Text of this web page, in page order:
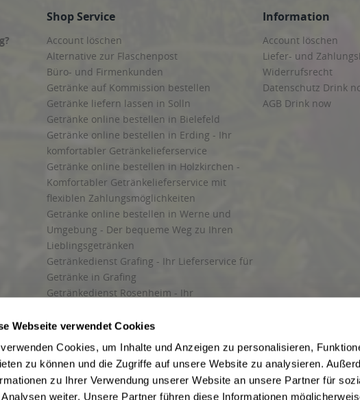
Webseite verwendet Cookies
Cookies, um Inhalte und Anzeigen zu personalisieren,
zu können und die Zugriffe auf unsere Website zu analysieren.
zu Ihrer Verwendung unserer Website an unsere Partner für
Analysen weiter. Unsere Partner führen diese Informationen
Shop Service
Account löschen
Alternative zur Flaschenpost
Büro- und Firmenkunden
Getränke auf Kommission bestellen
Getränke liefern lassen in Solln
Getränke online bestellen in Bielefeld
Getränke online bestellen in Erding - Ihr
komfortabler Getränkelieferservice
Getränke online bestellen in Holzkirchen -
Komfortabler Getränkelieferservice mit
flexiblen Zahlungsmöglichkeiten
Getränke online bestellen in Werne und
Umgebung - Der bequeme Weg zu Ihren
Lieblingsgetränken
Getränkedienst Grafing - Ihr Lieferservice für
Getränke in Grafing
Getränkedienst Rosenheim - Ihr
und Umgebung
Liefergebiet
Lieferservice für Getränke
Wir liefern Getränke
Information
Account löschen
Liefer- und
Widerrufsrecht
Datenschutz Drink
AGB Drink now